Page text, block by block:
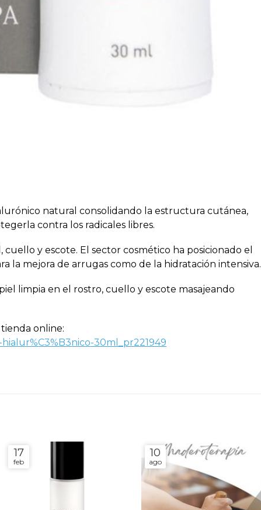
natural consolidando la estructura cutánea,
contra los radicales libres.
y escote. El sector cosmético ha posicionado el
la mejora de arrugas como de la hidratación intensiva.
limpia en el rostro, cuello y escote masajeando
online:
30ml_pr221949
17
feb
10
ago